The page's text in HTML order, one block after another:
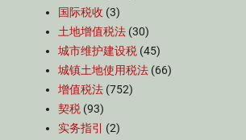
国际税收 (3)
土地增值税法 (30)
城市维护建设税 (45)
城镇土地使用税法 (66)
增值税法 (752)
契税 (93)
实务指引
(2)